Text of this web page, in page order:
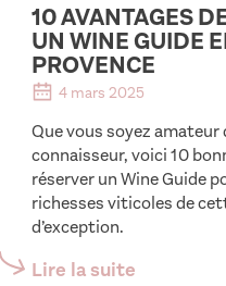
10 AVANTAGES
UN WINE GUIDE
PROVENCE
4 mars 2025
Que vous soyez amateur
connaisseur, voici 10
réserver un Wine Guide
richesses viticoles de
d’exception.
Lire la suite